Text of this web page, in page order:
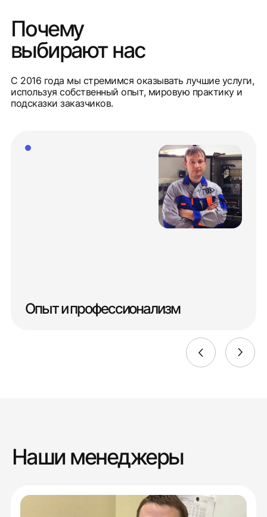
Почему
выбирают нас
С 2016 года мы стремимся оказывать лучшие услуги,
используя собственный опыт, мировую практику и
подсказки заказчиков.
Опыт и профессионализм
Наши менеджеры